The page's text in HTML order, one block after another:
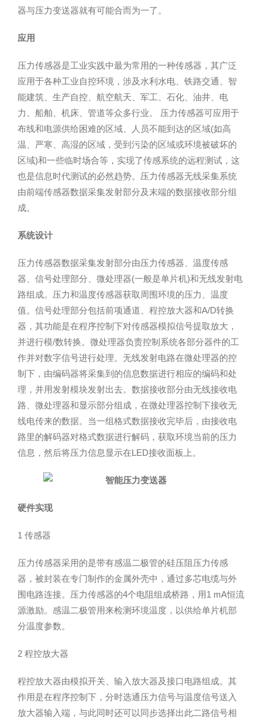
器与压力变送器就有可能合而为一了。
应用
压力传感器是工业实践中最为常用的一种传感器，其广泛
应用于各种工业自控环境，涉及水利水电、铁路交通、智
能建筑、生产自控、航空航天、军工、石化、油井、电
力、船舶、机床、管道等众多行业。 压力传感器可应用于
布线和电源供给困难的区域、人员不能到达的区域(如高
温、严寒、高湿的区域，受到污染的区域或环境被破坏的
区域)和一些临时场合等，实现了传感系统的远程测试，这
也是信息时代测试的必然趋势。压力传感器无线采集系统
由前端传感器数据采集发射部分及末端的数据接收部分组
成。
系统设计
压力传感器数据采集发射部分由压力传感器、温度传感
器、信号处理部分、微处理器(一般是单片机)和无线发射电
路组成。压力和温度传感器获取周围环境的压力、温度
值。信号处理部分包括前项通道、程控放大器和A/D转换
器，其功能是在程序控制下对传感器模拟信号提取放大，
并进行模/数转换。微处理器负责控制系统各部分器件的工
作并对数字信号进行处理。无线发射电路在微处理器的控
制下，由编码器将采集到的信息数据进行相应的编码和处
理，并用发射模块发射出去。数据接收部分由无线接收电
路、微处理器和显示部分组成，在微处理器控制下接收无
线电传来的数据。当一组格式数据接收完毕后，由接收电
路里的解码器对格式数据进行解码，获取环境当前的压力
信息，然后将压力信息显示在LED接收面板上。
硬件实现
1 传感器
压力传感器采用的是带有感温二极管的硅压阻压力传感
器，被封装在专门制作的金属外壳中，通过多芯电缆与外
围电路连接。压力传感器的4个电阻组成桥路，用1 mA恒流
源激励。感温二极管用来检测环境温度，以供给单片机部
分温度参数。
2 程控放大器
程控放大器由模拟开关、输入放大器及接口电路组成。其
作用是在程序控制下，分时选通压力信号与温度信号送入
放大器输入端，与此同时还可以同步选择出此二路信号相